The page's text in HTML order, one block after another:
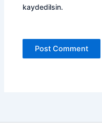
kaydedilsin.